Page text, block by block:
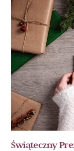
Świąteczny